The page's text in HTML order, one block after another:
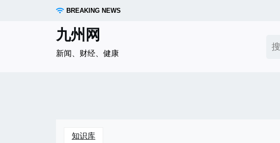
BREAKING NEWS
九州网
新闻、财经、健康
索
知识库